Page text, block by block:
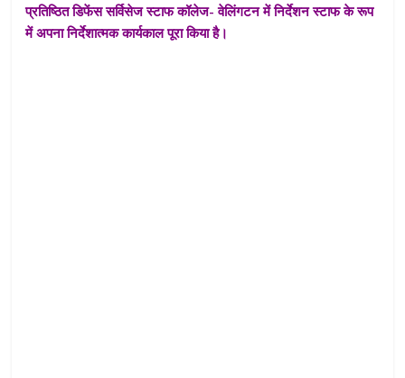
प्रतिष्ठित डिफेंस सर्विसेज स्टाफ कॉलेज- वेलिंगटन में निर्देशन स्टाफ के रूप
में अपना निर्देशात्मक कार्यकाल पूरा किया है।